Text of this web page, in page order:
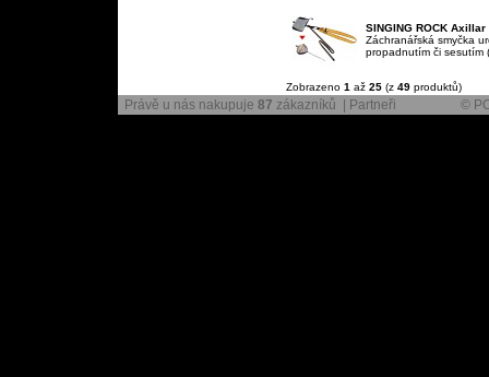
SINGING ROCK Axillar
Záchranářská smyčka
propadnutím či sesutím
Zobrazeno 1 až 25(z 49produktů)
Právě u nás nakupuje 87 zákazníků | Partneři ©